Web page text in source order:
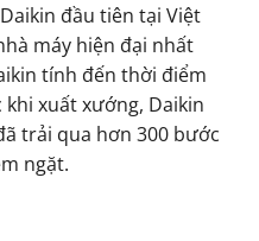
đầu tiên tại Việt
máy hiện đại nhất
tính đến thời điểm
xuất xướng, Daikin
trải qua hơn 300 bước
ngặt.